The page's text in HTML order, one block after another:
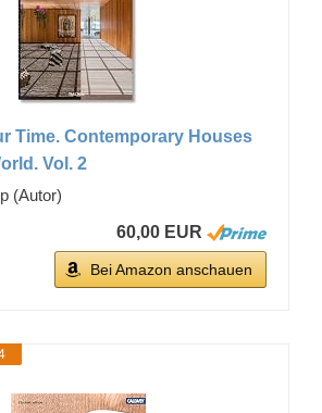
Time. Contemporary Houses
Vol. 2
(Autor)
60,00 EUR
Bei Amazon anschauen